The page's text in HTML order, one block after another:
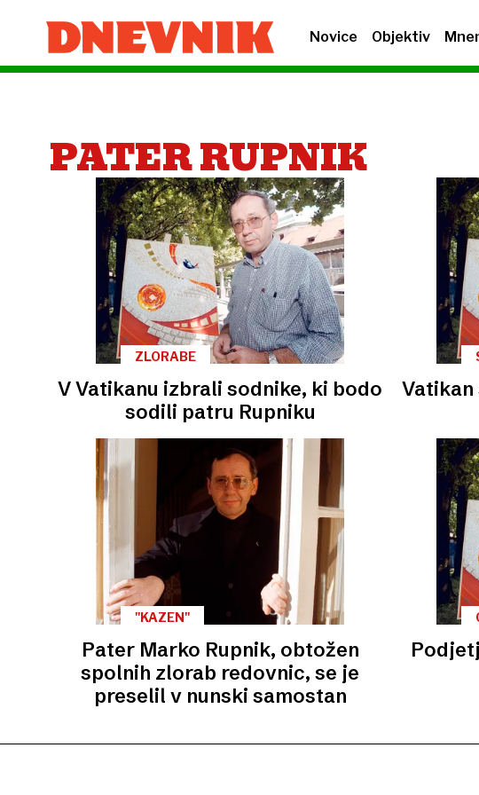
Novice Objektiv
PATER RUPNIK
ZLORABE
V Vatikanu izbrali sodnike, ki bodo
sodili patru Rupniku
''KAZEN''
Pater Marko Rupnik, obtožen
spolnih zlorab redovnic, se je
preselil v nunski samostan